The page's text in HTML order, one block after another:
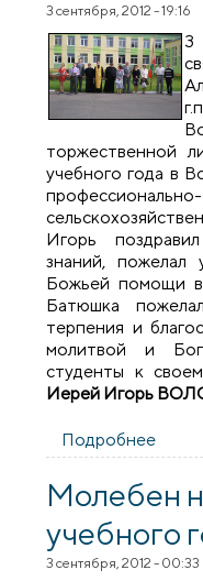
3 сентября, 2012 - 19:16
3
торжественной
учебного года в
Игорь
знаний, пожелал
Божьей помощи в
Батюшка
терпения и
молитвой и
студенты к
Иерей Игорь
Подробнее
Молебен
учебного
3 сентября, 2012 - 00:33